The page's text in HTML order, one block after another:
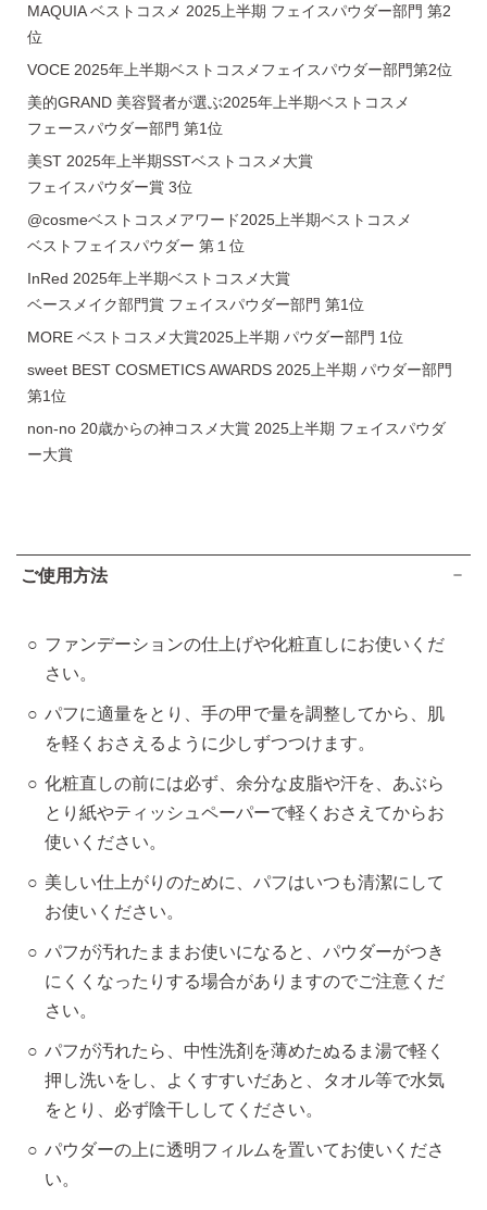
MAQUIA ベストコスメ 2025上半期 フェイスパウダー部門 第2
位
VOCE 2025年上半期ベストコスメフェイスパウダー部門第2位
美的GRAND 美容賢者が選ぶ2025年上半期ベストコスメ
フェースパウダー部門 第1位
美ST 2025年上半期SSTベストコスメ大賞
フェイスパウダー賞 3位
@cosmeベストコスメアワード2025上半期ベストコスメ
ベストフェイスパウダー 第１位
InRed 2025年上半期ベストコスメ大賞
ベースメイク部門賞 フェイスパウダー部門 第1位
MORE ベストコスメ大賞2025上半期 パウダー部門 1位
sweet BEST COSMETICS AWARDS 2025上半期 パウダー部門
第1位
non-no 20歳からの神コスメ大賞 2025上半期 フェイスパウダ
ー大賞
ご使用方法
ファンデーションの仕上げや化粧直しにお使いくだ
さい。
パフに適量をとり、手の甲で量を調整してから、肌
を軽くおさえるように少しずつつけます。
化粧直しの前には必ず、余分な皮脂や汗を、あぶら
とり紙やティッシュペーパーで軽くおさえてからお
使いください。
美しい仕上がりのために、パフはいつも清潔にして
お使いください。
パフが汚れたままお使いになると、パウダーがつき
にくくなったりする場合がありますのでご注意くだ
さい。
パフが汚れたら、中性洗剤を薄めたぬるま湯で軽く
押し洗いをし、よくすすいだあと、タオル等で水気
をとり、必ず陰干ししてください。
パウダーの上に透明フィルムを置いてお使いくださ
い。